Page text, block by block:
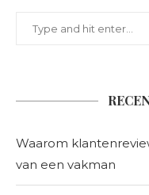
Waarom
van een vakman